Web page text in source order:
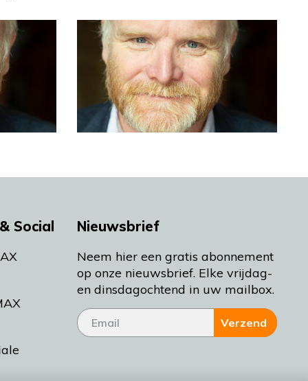
Social Nieuwsbrief
Neem hier een gratis abonnement
op onze nieuwsbrief. Elke vrijdag-
en dinsdagochtend in uw mailbox.
Verzend